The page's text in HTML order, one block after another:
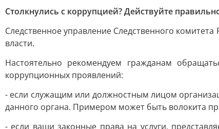
Столкнулись с коррупцией? Действуйте
Следственное управление Следственного
власти.
Настоятельно рекомендуем гражданам
коррупционных проявлений:
- если служащим или должностным лицом
данного органа. Примером может быть волокита
- если ваши законные права на услуги,